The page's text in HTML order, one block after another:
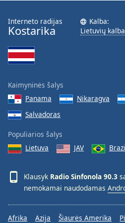
Interneto radijas
Kostarika
Kalba:
Lietuvių kalba
Kaimyninės šalys
Panama
Nikaragva
Salvadoras
Populiarios šalys
Lietuva
JAV
Klausyk Radio Sinfonola 90.3
nemokamai naudodamas
Afrika Azija Šiaurės Amerika